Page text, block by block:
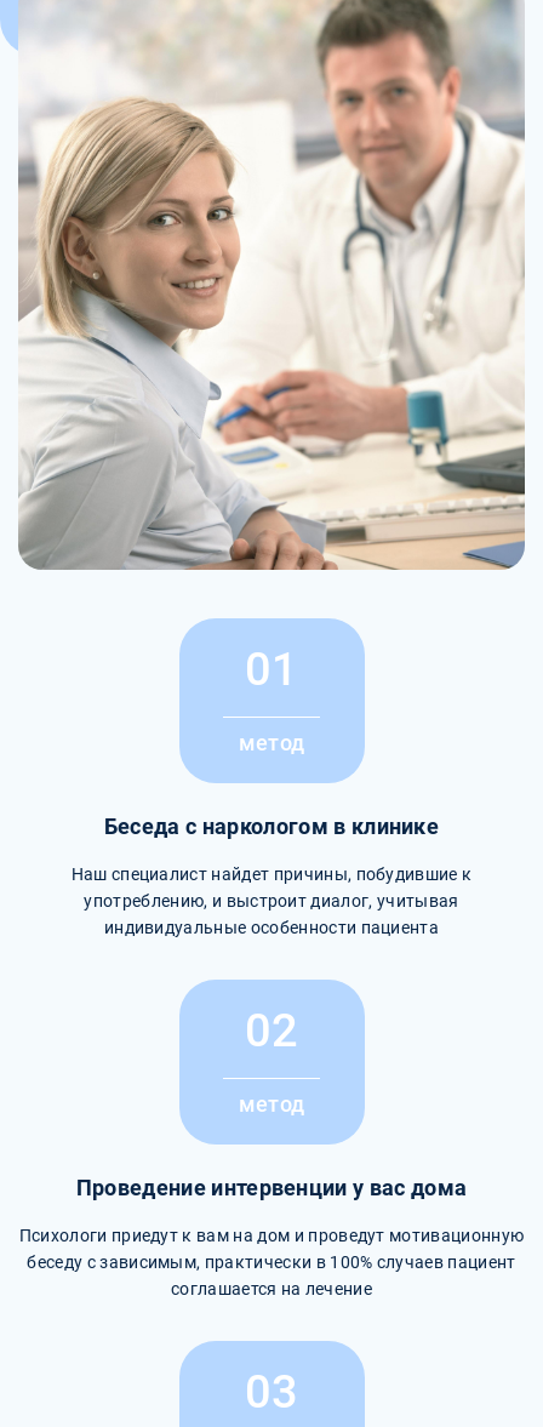
01
метод
Беседа с наркологом в клинике
Наш специалист найдет причины, побудившие к
употреблению, и выстроит диалог, учитывая
индивидуальные особенности пациента
02
метод
Проведение интервенции у вас дома
Психологи приедут к вам на дом и проведут мотивационную
беседу с зависимым, практически в 100% случаев пациент
соглашается на лечение
03